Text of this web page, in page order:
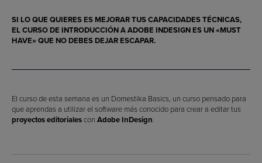
SI LO QUE QUIERES ES MEJORAR TUS CAPACIDADES TÉCNICAS,
EL CURSO DE INTRODUCCIÓN A ADOBE INDESIGN ES UN «MUST
HAVE» QUE NO DEBES DEJAR ESCAPAR.
El curso de esta semana es un Domestika Basics, un curso pensado para
que aprendas a utilizar el software más conocido para crear a editar tus
proyectos editorialescon Adobe InDesign.